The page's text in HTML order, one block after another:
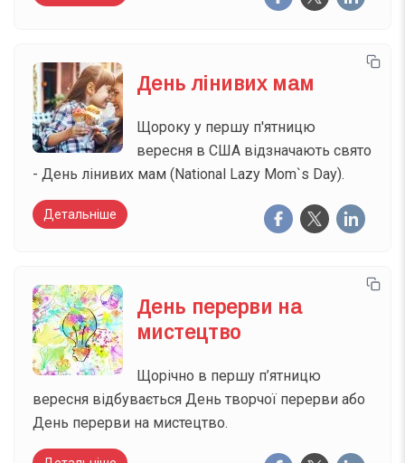
День лінивих мам
Щороку у першу п'ятницю
вересня в США відзначають свято
- День лінивих мам (National Lazy Mom`s Day).
Детальніше
День перерви на
мистецтво
Щорічно в першу п’ятницю
вересня відбувається День творчої перерви або
День перерви на мистецтво.